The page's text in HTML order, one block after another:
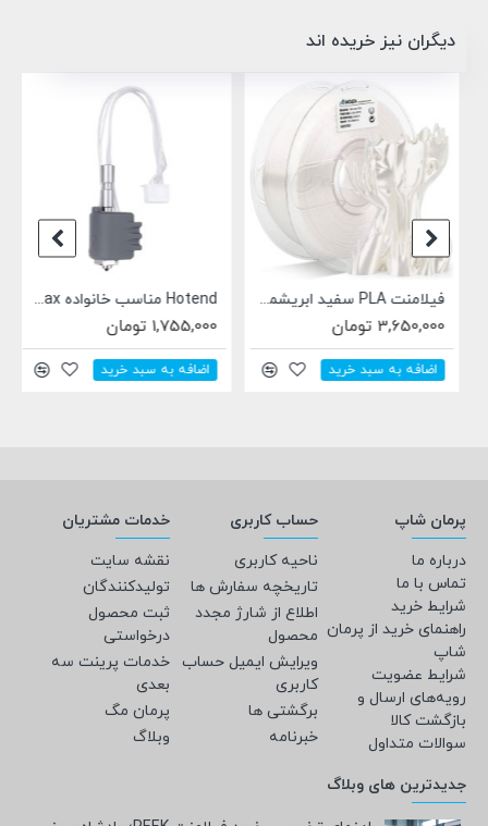
دیگران نیز خریده اند
فیلامنت PLA سفید ابریشمی AMOLEN
3,650,000 تومان
اضافه به سبد خرید
Hotend مناسب خانواده Anycubic kobra 3 Max
1,755,000 تومان
اضافه به سبد خرید
پرمان شاپ
درباره ما
تماس با ما
شرایط خرید
راهنمای خرید از پرمان
شاپ
شرایط عضویت
رویه‌های ارسال و
بازگشت کالا
سوالات متداول
حساب کاربری
ناحیه کاربری
تاریخچه سفارش ها
اطلاع از شارژ مجدد
محصول
ویرایش ایمیل حساب
کاربری
برگشتی ها
خبرنامه
خدمات مشتریان
نقشه سایت
تولیدکنندگان
ثبت محصول
درخواستی
خدمات پرینت سه
بعدی
پرمان مگ
وبلاگ
جدیدترین های وبلاگ